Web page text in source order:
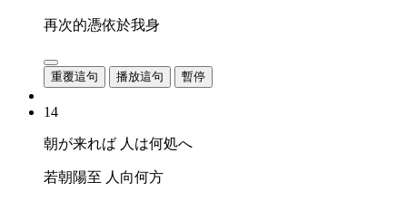
再次的憑依於我身
重覆這句 播放這句 暫停
14
朝が来れば 人は何処へ
若朝陽至 人向何方